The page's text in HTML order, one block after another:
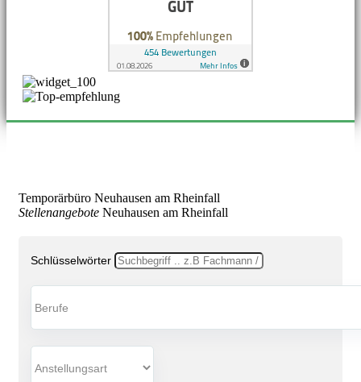
Temporärbüro Neuhausen am Rheinfall
Stellenangebote Neuhausen am Rheinfall
Schlüsselwörter